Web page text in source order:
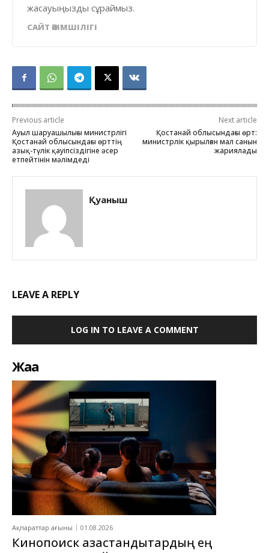
жасауыңызды сұраймыз.
САЙТ ӘКІМШІЛІГІ
Previous article
Ауыл шаруашылығы министрлігі
Қостанай облысындағы өрттің
азық-түлік қауіпсіздігіне әсер
етпейтінін мәлімдеді
Next article
Қостанай облысындағы өрт:
министрлік қырылған мал санын
жариялады
Қуаныш
LEAVE A REPLY
LOG IN TO LEAVE A COMMENT
Жаңа
Ақпараттар ағыны 01.08.2026
Кинопоиск қазақстандықтардың ең